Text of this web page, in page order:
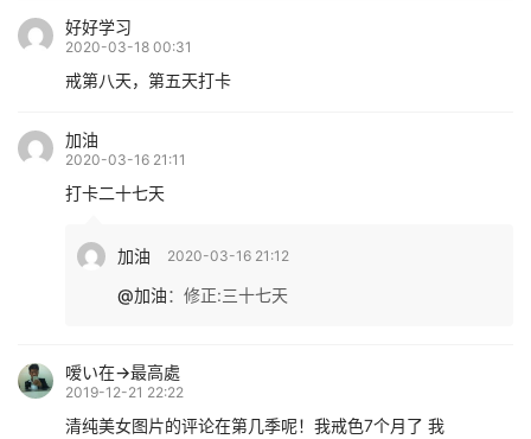
好好学习
2020-03-18 00:31
戒第八天，第五天打卡
加油
2020-03-16 21:11
打卡二十七天
加油 2020-03-16 21:12
@加油： 修正:三十七天
嗳い在→最高處
2019-12-21 22:22
清纯美女图片的评论在第几季呢！我戒色7个月了 我